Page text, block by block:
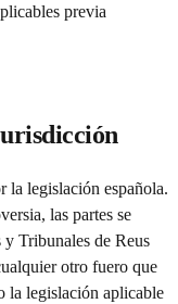
previa
la legislación española.
las partes se
y Tribunales de Reus
otro fuero que
la legislación aplicable